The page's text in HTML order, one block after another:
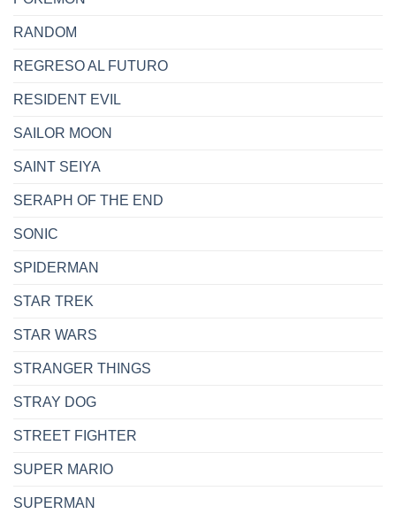
RANDOM
REGRESO AL FUTURO
RESIDENT EVIL
SAILOR MOON
SAINT SEIYA
SERAPH OF THE END
SONIC
SPIDERMAN
STAR TREK
STAR WARS
STRANGER THINGS
STRAY DOG
STREET FIGHTER
SUPER MARIO
SUPERMAN